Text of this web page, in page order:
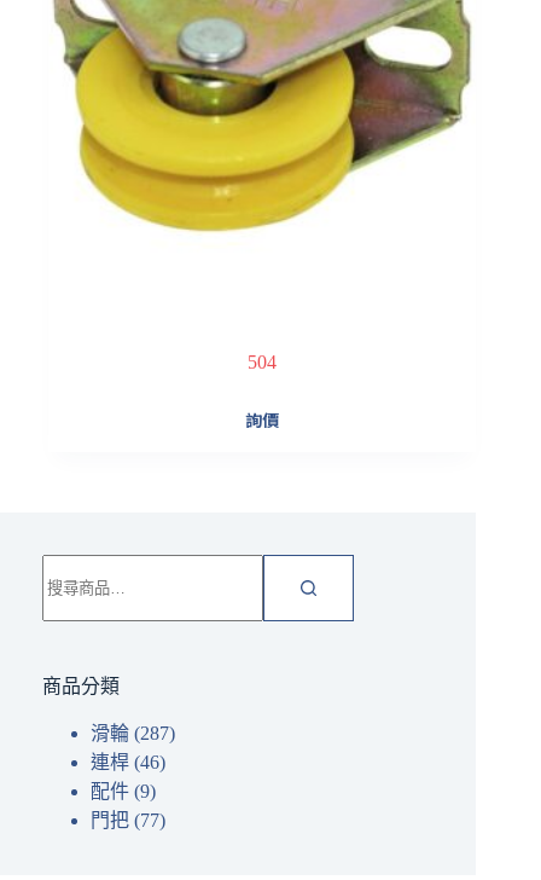
504
詢價
尋
關
商品分類
滑輪 (287)
連桿 (46)
配件 (9)
門把 (77)